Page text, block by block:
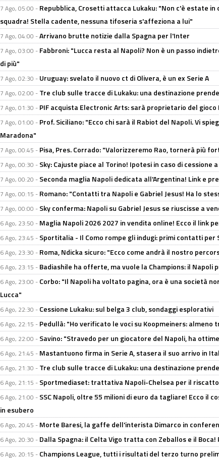
7 Ago, 05:00 - Repubblica, Crosetti attacca Lukaku: "Non c'è estate in
squadra! Stella cadente, nessuna tifoseria s'affeziona a lui"
7 Ago, 04:00 -Arrivano brutte notizie dalla Spagna per l'Inter
7 Ago, 03:00 - Fabbroni: "Lucca resta al Napoli? Non è un passo
di più"
7 Ago, 02:30 - Uruguay: svelato il nuovo ct di Olivera, è un ex Serie A
7 Ago, 02:00 - Tre club sulle tracce di Lukaku: una destinazione
7 Ago, 01:30 - PIF acquista Electronic Arts: sarà proprietario del gioco
7 Ago, 01:00 - Prof. Siciliano: "Ecco chi sarà il Rabiot del Napoli. Vi
Maradona"
7 Ago, 00:45 - Pisa, Pres. Corrado: "Valorizzeremo Rao, tornerà più
7 Ago, 00:30 - Sky: Cajuste piace al Torino! Ipotesi in caso di cessione
7 Ago, 00:20 - Seconda maglia Napoli dedicata all'Argentina! Link e
7 Ago, 00:15 - Romano: "Contatti tra Napoli e Gabriel Jesus! Ha lo
7 Ago, 00:00 - Sky conferma: Napoli su Gabriel Jesus se riuscisse a
6 Ago, 23:50 - Maglia Napoli 2026 2027 in vendita online! Ecco il link
6 Ago, 23:45 - Sportitalia - Il Como rompe gli indugi: primi contatti per
6 Ago, 23:30 - Roma, Ndicka sicuro: "Ecco come andrà il nostro
6 Ago, 23:15 - Badiashile ha offerte, ma vuole la Champions: il Napoli
6 Ago, 23:00 - Corbo: "Il Napoli ha voltato pagina, ora è una società
Lucca"
6 Ago, 22:30 - Cessione Lukaku: sul belga 3 club, sondaggi esplorativi
6 Ago, 22:15 - Pedullà: "Ho verificato le voci su Koopmeiners: almeno
6 Ago, 22:00 - Savino: "Stravedo per un giocatore del Napoli, ha
6 Ago, 21:45 - Mastantuono firma in Serie A, stasera il suo arrivo in
6 Ago, 21:30 - Tre club sulle tracce di Lukaku: una destinazione
6 Ago, 21:15 - Sportmediaset: trattativa Napoli-Chelsea per il
6 Ago, 21:00 - SSC Napoli, oltre 55 milioni di euro da tagliare! Ecco il
in esubero
6 Ago, 20:45 - Morte Baresi, la gaffe dell'interista Dimarco in
6 Ago, 20:30 - Dalla Spagna: il Celta Vigo tratta con Zeballos e il Boca!
6 Ago, 20:15 - Champions League, tutti i risultati del terzo turno